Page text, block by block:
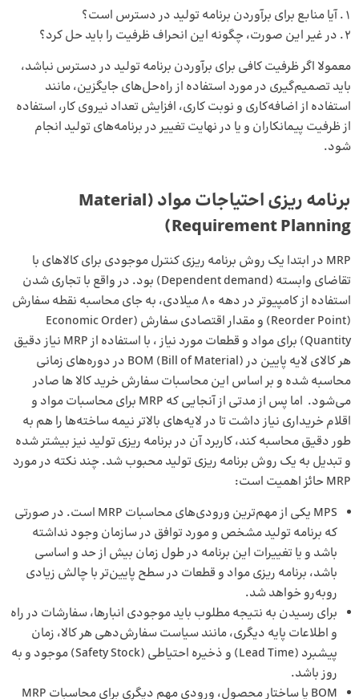
آیا منابع برای برآوردن برنامه تولید در دسترس است؟
در غیر این صورت، چگونه این انحراف ظرفیت را باید حل کرد؟
معمولا اگر ظرفیت کافی برای برآوردن برنامه تولید در دسترس نباشد،
باید تصمیم‌گیری در مورد استفاده از راه‌حل‌های جایگزین، مانند
استفاده از اضافه‌کاری و نوبت کاری، افزایش تعداد نیروی کار، استفاده
از ظرفیت پیمانکاران و یا در نهایت تغییر در برنامه‌های تولید انجام
شود.
برنامه ریزی احتیاجات مواد (Material
Requirement Planning)
MRP در ابتدا یک روش برنامه ریزی کنترل موجودی برای کالاهای با
تقاضای وابسته (Dependent demand) بود. در واقع با تجاری شدن
استفاده از کامپیوتر در دهه 80 میلادی، به جای محاسبه نقطه سفارش
(Reorder Point) و مقدار اقتصادی سفارش (Economic Order
Quantity) برای مواد و قطعات مورد نیاز ، با استفاده از MRP نیاز دقیق
هر کالای لایه پایین در BOM (Bill of Material) در دوره‌های زمانی
محاسبه شده و بر اساس این محاسبات سفارش خرید کالا ها صادر
می‌شود. اما پس از مدتی از آنجایی که MRP برای محاسبات مواد و
اقلام خریداری نیاز داشت تا در لایه‌های بالاتر نیمه ساخته‌ها را هم به
طور دقیق محاسبه کند، کاربرد آن در برنامه ریزی تولید نیز بیشتر شده
و تبدیل به یک روش برنامه ریزی تولید محبوب شد. چند نکته در مورد
MRP حائز اهمیت است:
MPS یکی از مهم‌ترین ورودی‌های محاسبات MRP است. در صورتی
که برنامه تولید مشخص و مورد توافق در سازمان وجود نداشته
باشد و یا تغییرات این برنامه در طول زمان بیش از حد و اساسی
باشد، برنامه ریزی مواد و قطعات در سطح پایین‌تر با چالش زیادی
رو‌به‌رو خواهد شد.
برای رسیدن به نتیجه مطلوب باید موجودی انبارها، سفارشات در راه
و اطلاعات پایه دیگری، مانند سیاست سفارش‌دهی هر کالا، زمان
پیشبرد (Lead Time) و ذخیره احتیاطی (Safety Stock) موجود و به
روز باشد.
BOM یا ساختار محصول، ورودی مهم دیگری برای محاسبات MRP